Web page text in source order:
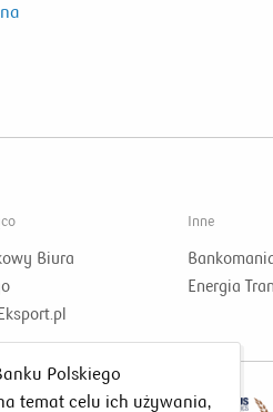
Polskiego
temat celu ich używania,
Biura
Inne
Energia